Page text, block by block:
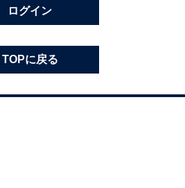
ログイン
TOPに戻る